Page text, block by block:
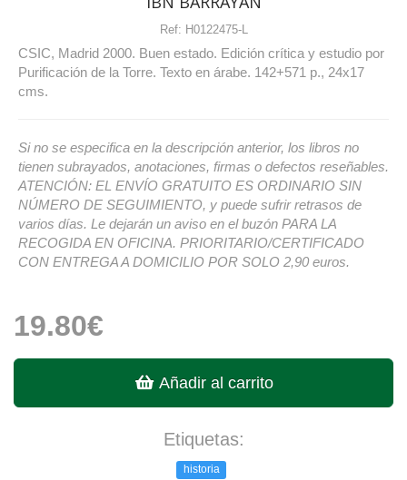
Ref: H0122475-L
CSIC, Madrid 2000. Buen estado. Edición crítica y estudio por
Purificación de la Torre. Texto en árabe. 142+571 p., 24x17
cms.
Si no se especifica en la descripción anterior, los libros no
tienen subrayados, anotaciones, firmas o defectos reseñables.
ATENCIÓN: EL ENVÍO GRATUITO ES ORDINARIO SIN
NÚMERO DE SEGUIMIENTO, y puede sufrir retrasos de
varios días. Le dejarán un aviso en el buzón PARA LA
RECOGIDA EN OFICINA. PRIORITARIO/CERTIFICADO
CON ENTREGA A DOMICILIO POR SOLO 2,90 euros.
19.80€
Añadir al carrito
Etiquetas:
historia